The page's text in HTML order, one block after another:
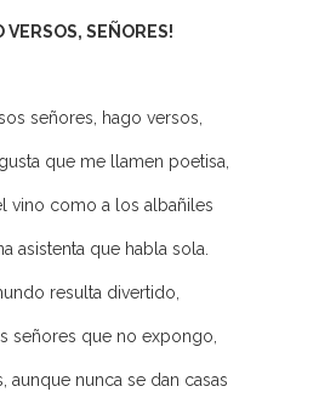
VERSOS, SEÑORES!
señores, hago versos,
que me llamen poetisa,
vino como a los albañiles
asistenta que habla sola.
resulta divertido,
señores que no expongo,
aunque nunca se dan casas